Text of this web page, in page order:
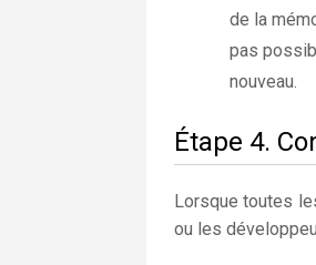
de la
pas
nouveau.
Étape 4.
Lorsque toutes
ou les